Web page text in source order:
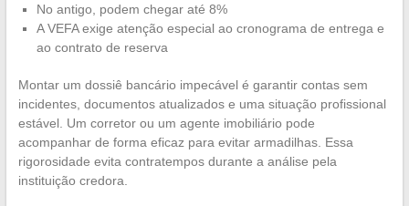
No antigo, podem chegar até 8%
A VEFA exige atenção especial ao cronograma de entrega e
ao contrato de reserva
Montar um dossiê bancário impecável é garantir contas sem
incidentes, documentos atualizados e uma situação profissional
estável. Um corretor ou um agente imobiliário pode
acompanhar de forma eficaz para evitar armadilhas. Essa
rigorosidade evita contratempos durante a análise pela
instituição credora.